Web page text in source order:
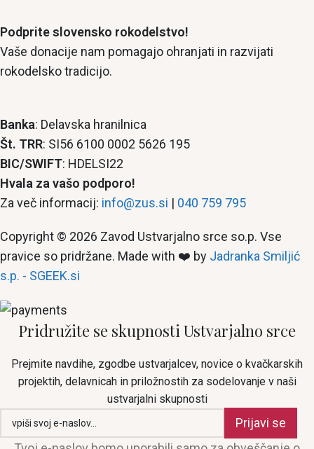
Podprite slovensko rokodelstvo!
Vaše donacije nam pomagajo ohranjati in razvijati
rokodelsko tradicijo.
Banka: Delavska hranilnica
Št. TRR: SI56 6100 0002 5626 195
BIC/SWIFT: HDELSI22
Hvala za vašo podporo!
Za več informacij: info@zus.si | 040 759 795
Copyright © 2026 Zavod Ustvarjalno srce so.p. Vse
pravice so pridržane. Made with ❤️ by Jadranka Smiljić
s.p. - SGEEK.si
Pridružite se skupnosti Ustvarjalno srce
Prejmite navdihe, zgodbe ustvarjalcev, novice o kvačkarskih
projektih, delavnicah in priložnostih za sodelovanje v naši
ustvarjalni skupnosti
Prijavi se